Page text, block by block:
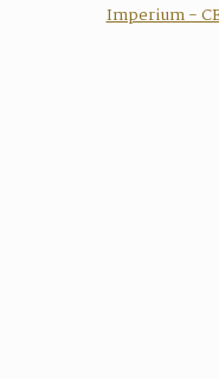
Imperium -